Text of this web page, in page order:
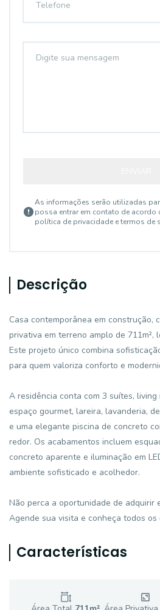
As informações serão utilizadas
possa entrar em contato de acordo
política de privacidade e termos de
Descrição
Casa contemporânea em construção,
privativa em terreno amplo de 711m²,
Este projeto único combina
para quem valoriza conforto e
A residência conta com 3 suítes,
espaço gourmet, lareira, lavanderia,
e uma elegante piscina de concreto
redor. Os acabamentos incluem
concreto aparente e iluminação em
ambiente sofisticado e acolhedor.
Não perca a oportunidade de adquirir
Agende sua visita e conheça todos os
Características